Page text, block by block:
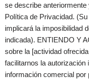
se describe
Política de Privacidad.
implicará la imposibilidad
indicada). ENTIENDO Y
sobre la [actividad
facilitarnos la autorización
información comercial por